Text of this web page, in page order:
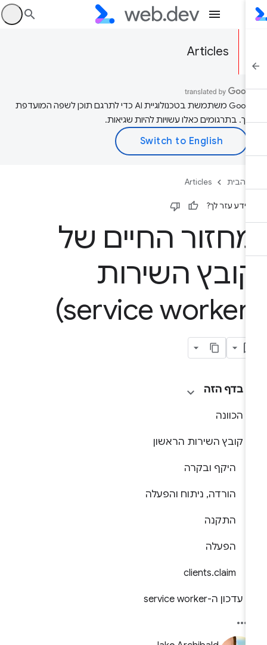
Articles
‫Google משתמשת בטכנולוגיית AI כדי לתרגם תוכן לשפה המועדפת
בתרגומים כאלו עשויות להיות שגיאות.
הבית Articles
עזר לך?
החיים של
השירות
בדף הזה
הכוונה
קובץ השירות הראשון
היקף ובקרה
הורדה, ניתוח והפעלה
התקנה
הפעלה
clients.claim
עדכון ה-service worker